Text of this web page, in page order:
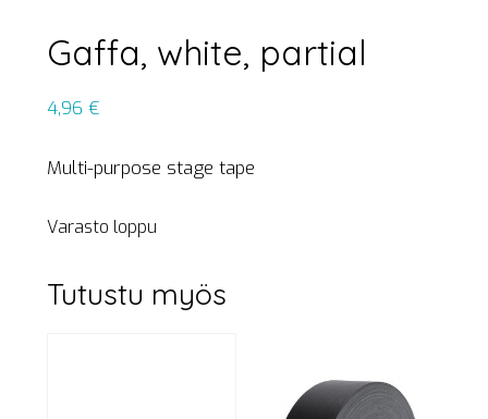
Gaffa, white, partial
4,96 €
Multi-purpose stage tape
Varasto loppu
Tutustu myös